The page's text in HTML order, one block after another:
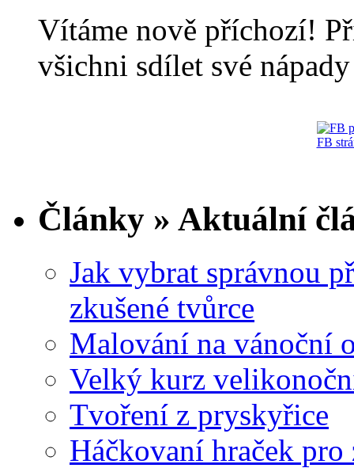
Vítáme nově příchozí!
všichni sdílet své
FB
Články » Aktuální
Jak vybrat správnou
zkušené tvůrce
Malování na vánoční
Velký kurz
Tvoření z pryskyřice
Háčkovaní hraček pro